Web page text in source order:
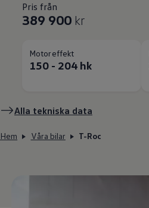
Pris från
389 900 kr
Motoreffekt
150 - 204 hk
Alla tekniska data
Hem Våra bilar T-Roc